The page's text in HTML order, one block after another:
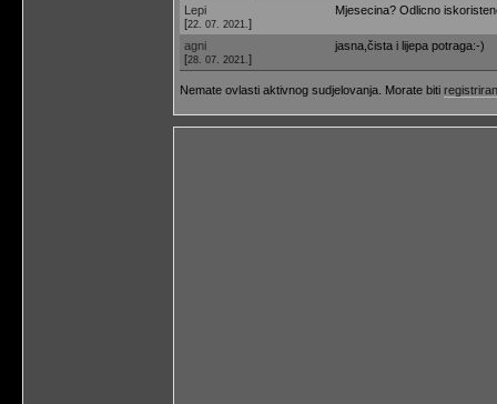
Lepi
[22. 07. 2021. ]
Mjesecina? Odlicno
agni
[28. 07. 2021. ]
jasna,čista i lijepa potraga:-)
Nemate ovlasti aktivnog sudjelovanja. Morate biti